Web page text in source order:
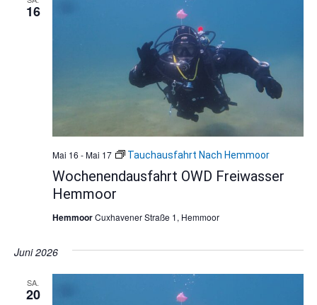
16
Wochenendausfahrt OWD Freiwasser
Hemmoor
Mai 16 -Mai 17 Tauchausfahrt Nach Hemmoor
HemmoorCuxhavener Straße 1, Hemmoor
Juni 2026
SA.
20